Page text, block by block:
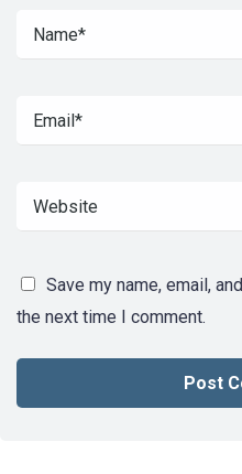
Save my name, email,
the next time I comment.